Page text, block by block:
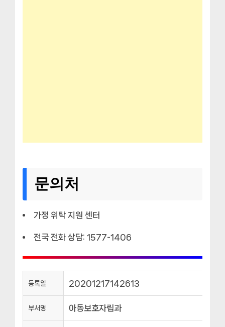
문의처
가정 위탁 지원 센터
전국 전화 상담: 1577-1406
등록일 20201217142613
부서명 아동보호자립과